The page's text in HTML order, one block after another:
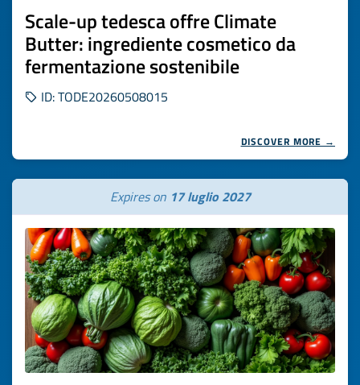
Scale-up tedesca offre Climate
Butter: ingrediente cosmetico da
fermentazione sostenibile
ID: TODE20260508015
DISCOVER MORE →
Expires on 17 luglio 2027